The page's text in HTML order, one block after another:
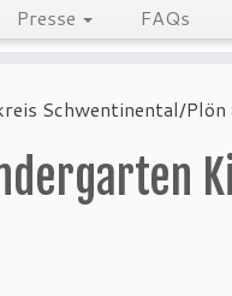
Presse
FAQs
Schwentinental/Plön